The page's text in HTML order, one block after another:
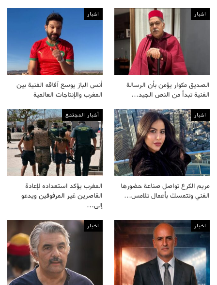
اخبار
الصديق مكوار يؤمن بأن الرسالة
الفنية تبدأ من النص الجيد…
اخبار
أنس الباز يوسع آفاقه الفنية بين
المغرب والإنتاجات العالمية
اخبار
مريم الكرع تواصل صناعة حضورها
الفني وتتمسك بأعمال تلامس…
أخبار المجتمع
المغرب يؤكد استعداده لإعادة
القاصرين غير المرفوقين ويدعو
إلى…
اخبار اخبار